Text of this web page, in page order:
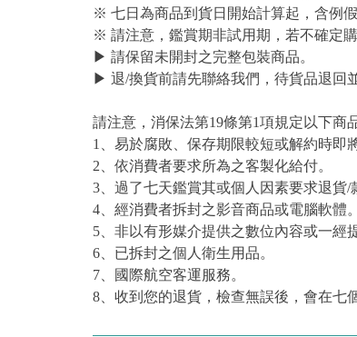
※ 七日為商品到貨日開始計算起，含例假
※ 請注意，鑑賞期非試用期，若不確定購
▶ 請保留未開封之完整包裝商品。
▶ 退/換貨前請先聯絡我們，待貨品退回
請注意，消保法第19條第1項規定以下商
1、易於腐敗、保存期限較短或解約時即
2、依消費者要求所為之客製化給付。
3、過了七天鑑賞其或個人因素要求退貨/
4、經消費者拆封之影音商品或電腦軟體。
5、非以有形媒介提供之數位內容或一經
6、已拆封之個人衛生用品。
7、國際航空客運服務。
8、收到您的退貨，檢查無誤後，會在七